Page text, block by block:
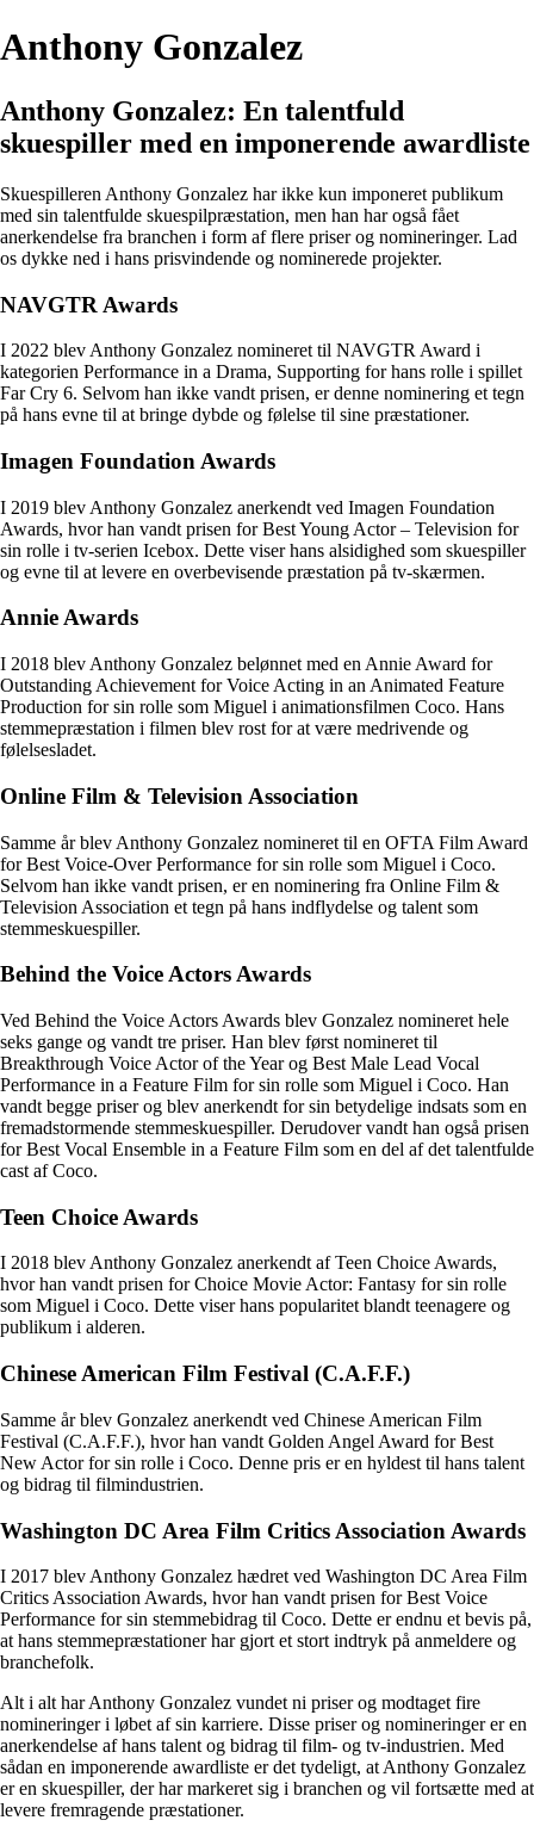
Anthony Gonzalez
Anthony Gonzalez: En talentfuld
skuespiller med en imponerende awardliste
Skuespilleren Anthony Gonzalez har ikke kun imponeret publikum
med sin talentfulde skuespilpræstation, men han har også fået
anerkendelse fra branchen i form af flere priser og nomineringer. Lad
os dykke ned i hans prisvindende og nominerede projekter.
NAVGTR Awards
I 2022 blev Anthony Gonzalez nomineret til NAVGTR Award i
kategorien Performance in a Drama, Supporting for hans rolle i spillet
Far Cry 6. Selvom han ikke vandt prisen, er denne nominering et tegn
på hans evne til at bringe dybde og følelse til sine præstationer.
Imagen Foundation Awards
I 2019 blev Anthony Gonzalez anerkendt ved Imagen Foundation
Awards, hvor han vandt prisen for Best Young Actor – Television for
sin rolle i tv-serien Icebox. Dette viser hans alsidighed som skuespiller
og evne til at levere en overbevisende præstation på tv-skærmen.
Annie Awards
I 2018 blev Anthony Gonzalez belønnet med en Annie Award for
Outstanding Achievement for Voice Acting in an Animated Feature
Production for sin rolle som Miguel i animationsfilmen Coco. Hans
stemmepræstation i filmen blev rost for at være medrivende og
følelsesladet.
Online Film & Television Association
Samme år blev Anthony Gonzalez nomineret til en OFTA Film Award
for Best Voice-Over Performance for sin rolle som Miguel i Coco.
Selvom han ikke vandt prisen, er en nominering fra Online Film &
Television Association et tegn på hans indflydelse og talent som
stemmeskuespiller.
Behind the Voice Actors Awards
Ved Behind the Voice Actors Awards blev Gonzalez nomineret hele
seks gange og vandt tre priser. Han blev først nomineret til
Breakthrough Voice Actor of the Year og Best Male Lead Vocal
Performance in a Feature Film for sin rolle som Miguel i Coco. Han
vandt begge priser og blev anerkendt for sin betydelige indsats som en
fremadstormende stemmeskuespiller. Derudover vandt han også prisen
for Best Vocal Ensemble in a Feature Film som en del af det talentfulde
cast af Coco.
Teen Choice Awards
I 2018 blev Anthony Gonzalez anerkendt af Teen Choice Awards,
hvor han vandt prisen for Choice Movie Actor: Fantasy for sin rolle
som Miguel i Coco. Dette viser hans popularitet blandt teenagere og
publikum i alderen.
Chinese American Film Festival (C.A.F.F.)
Samme år blev Gonzalez anerkendt ved Chinese American Film
Festival (C.A.F.F.), hvor han vandt Golden Angel Award for Best
New Actor for sin rolle i Coco. Denne pris er en hyldest til hans talent
og bidrag til filmindustrien.
Washington DC Area Film Critics Association Awards
I 2017 blev Anthony Gonzalez hædret ved Washington DC Area Film
Critics Association Awards, hvor han vandt prisen for Best Voice
Performance for sin stemmebidrag til Coco. Dette er endnu et bevis på,
at hans stemmepræstationer har gjort et stort indtryk på anmeldere og
branchefolk.
Alt i alt har Anthony Gonzalez vundet ni priser og modtaget fire
nomineringer i løbet af sin karriere. Disse priser og nomineringer er en
anerkendelse af hans talent og bidrag til film- og tv-industrien. Med
sådan en imponerende awardliste er det tydeligt, at Anthony Gonzalez
er en skuespiller, der har markeret sig i branchen og vil fortsætte med at
levere fremragende præstationer.